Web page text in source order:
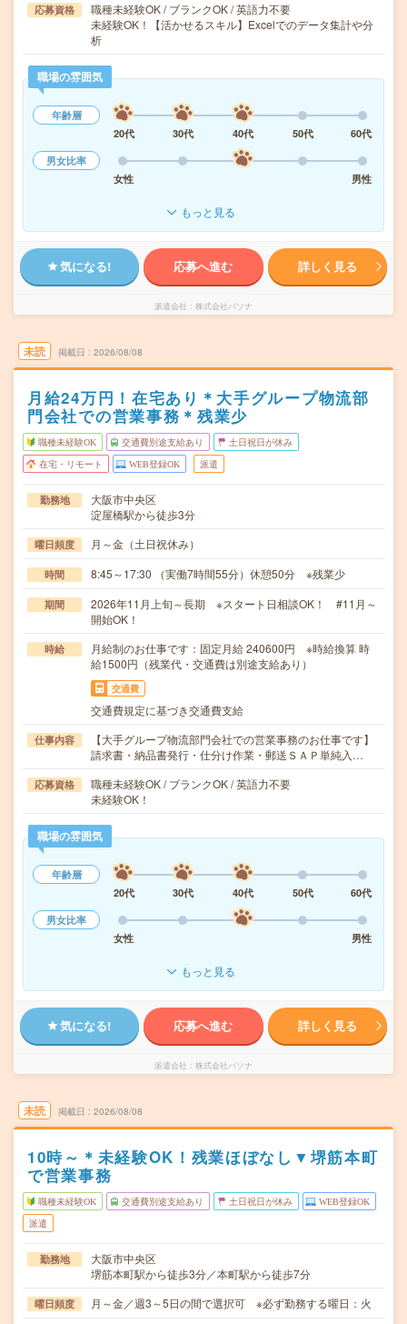
応募資格
職種未経験OK / ブランクOK / 英語力不要
未経験OK！【活かせるスキル】Excelでのデータ集計や分
析
職場の雰囲気
年齢層
20代
30代 40代 50代
60代
男女比率
女性
男性
もっと見る
気になる! 応募へ進む 詳しく見る
派遣会社 株式会社パソナ
未読 掲載日 2026/08/08
月給24万円！在宅あり＊大手グループ物流部
門会社での営業事務＊残業少
職種未経験OK 交通費別途支給あり 土日祝日が休み
在宅・リモート WEB登録OK 派遣
勤務地
大阪市中央区
淀屋橋駅から徒歩3分
曜日頻度 月～金（土日祝休み）
時間 8:45～17:30 （実働7時間55分）休憩50分 ※残業少
期間
2026年11月上旬～長期 ※スタート日相談OK！ #11月～
開始OK！
時給
月給制のお仕事です：固定月給 240600円 ※時給換算 時
給1500円（残業代・交通費は別途支給あり）
交通費
交通費規定に基づき交通費支給
仕事内容
【大手グループ物流部門会社での営業事務のお仕事です】
請求書・納品書発行・仕分け作業・郵送ＳＡＰ単純入…
応募資格
職種未経験OK / ブランクOK / 英語力不要
未経験OK！
職場の雰囲気
年齢層
20代
30代 40代 50代
60代
男女比率
女性
男性
もっと見る
気になる! 応募へ進む 詳しく見る
派遣会社 株式会社パソナ
未読 掲載日 2026/08/08
10時～＊未経験OK！残業ほぼなし▼堺筋本町
で営業事務
職種未経験OK 交通費別途支給あり 土日祝日が休み WEB登録OK
派遣
勤務地
大阪市中央区
堺筋本町駅から徒歩3分／本町駅から徒歩7分
曜日頻度 月～金／週3～5日の間で選択可 ※必ず勤務する曜日：火